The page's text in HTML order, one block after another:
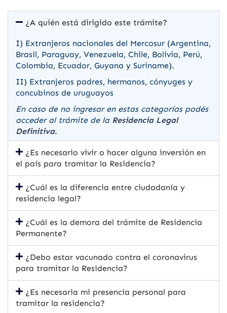
¿A quién está dirigido este trámite?
I) Extranjeros nacionales del Mercosur (Argentina,
Brasil, Paraguay, Venezuela, Chile, Bolivia, Perú,
Colombia, Ecuador, Guyana y Suriname).
II) Extranjeros padres, hermanos, cónyuges y
concubinos de uruguayos
En caso de no ingresar en estas categorías podés
acceder al trámite de la Residencia Legal
Definitiva.
¿Es necesario vivir o hacer alguna inversión en
el país para tramitar la Residencia?
¿Cuál es la diferencia entre ciudadanía y
residencia legal?
¿Cuál es la demora del trámite de Residencia
Permanente?
¿Debo estar vacunado contra el coronavirus
para tramitar la Residencia?
¿Es necesaria mi presencia personal para
tramitar la residencia?